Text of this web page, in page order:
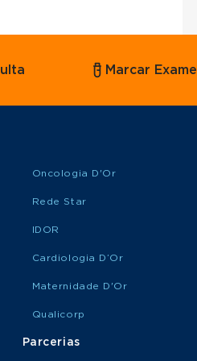
Marcar Exame
Oncologia D'Or
Rede Star
IDOR
Cardiologia D’Or
Maternidade D'Or
Qualicorp
Parcerias